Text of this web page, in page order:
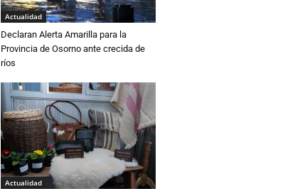
Actualidad
Declaran Alerta Amarilla para la
Provincia de Osorno ante crecida de
ríos
Actualidad